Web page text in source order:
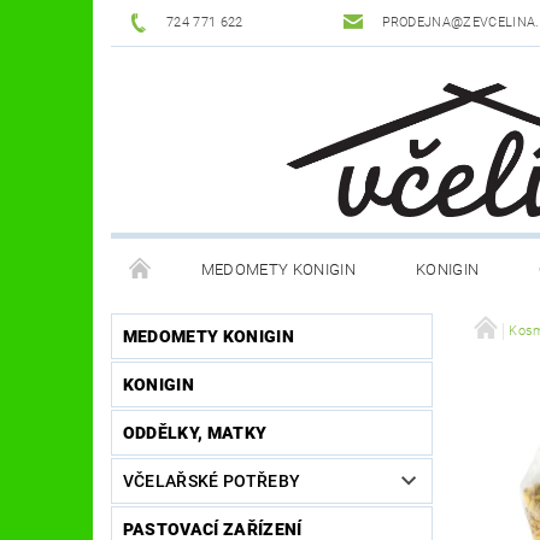
724 771 622
MEDOMETY KONIGIN KONIGIN
POTŘEBY K ÚLŮM OCHRANNÉ POMŮCKY
DŮM A ZAHRADA
OSTATNÍ POMŮCKY NOVINKY
MEDOMETY KONIGIN
KONIGIN
ODDĚLKY, MATKY
VČELAŘSKÉ POTŘEBY
PASTOVACÍ ZAŘÍZENÍ